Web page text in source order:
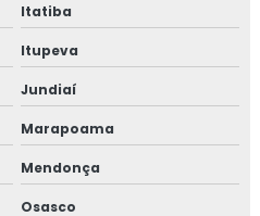
Itatiba
Itupeva
Jundiaí
Marapoama
Mendonça
Osasco